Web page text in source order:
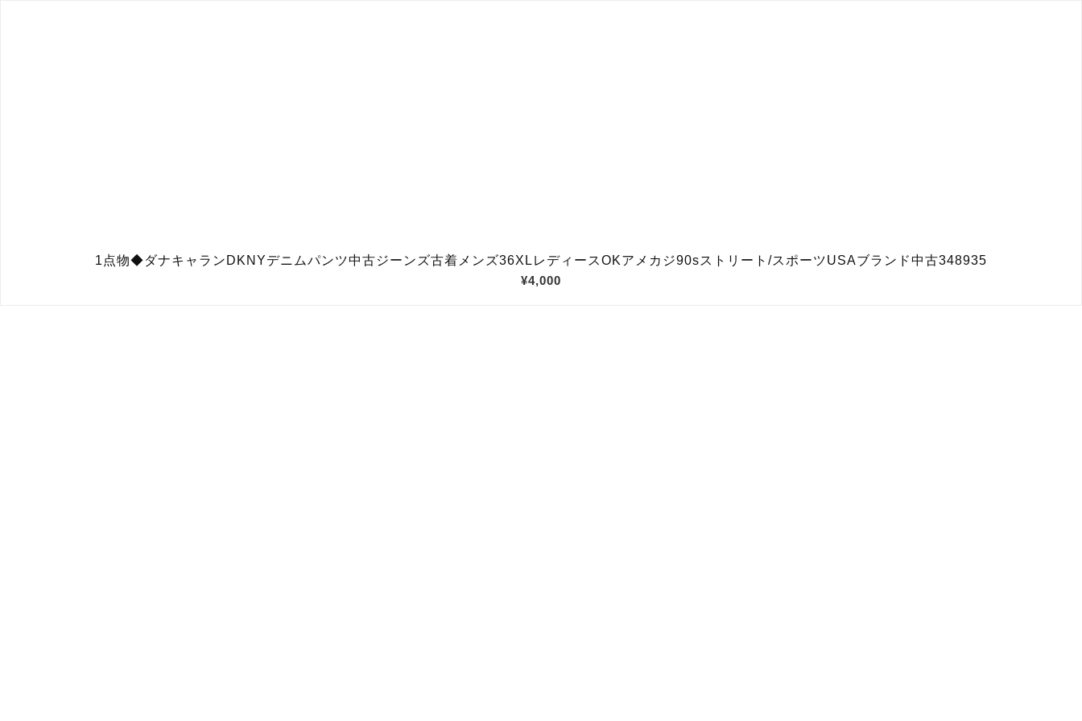
1点物◆ダナキャランDKNYデニムパンツ中古ジーンズ古着メンズ36XLレディースOKアメカジ90sストリート/スポーツUSAブランド中古348935
¥4,000